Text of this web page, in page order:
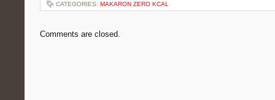
CATEGORIES: MAKARON ZERO KCAL
Comments are closed.